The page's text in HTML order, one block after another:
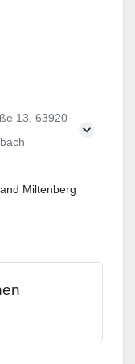
13, 63920
Miltenberg